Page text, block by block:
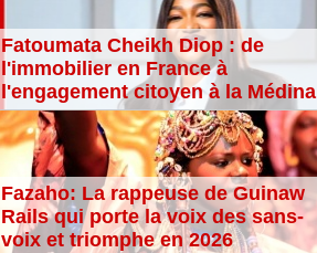
Fatoumata Cheikh Diop : de
l'immobilier en France à
l'engagement citoyen à la Médina
Fazaho: La rappeuse de Guinaw
Rails qui porte la voix des sans-
voix et triomphe en 2026